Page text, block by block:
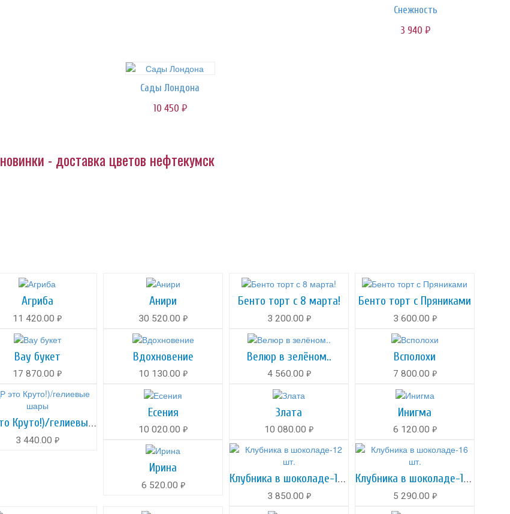
Снежность
3 940 руб.
Сады Лондона
10 450 руб.
новинки - доставка цветов нефтекумск
Агриба
11 420.00 руб.
Анири
30 520.00 руб.
Бенто торт с 8 марта!
3 200.00 руб.
Бенто торт с Пряниками
3 600.00 руб.
Вау букет
17 870.00 руб.
Вдохновение
10 130.00 руб.
Велюр в зелёном..
4 560.00 руб.
Всполохи
7 800.00 руб.
ДР это Круто!)/гелиевые шары
3 440.00 руб.
Есения
10 020.00 руб.
Злата
10 080.00 руб.
Инигма
6 120.00 руб.
Ирина
6 520.00 руб.
Клубника в шоколаде-12 шт.
3 850.00 руб.
Клубника в шоколаде-16 шт.
5 290.00 руб.